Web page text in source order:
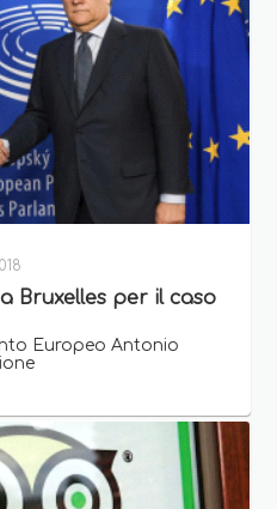
Bruxelles per il caso
Europeo Antonio